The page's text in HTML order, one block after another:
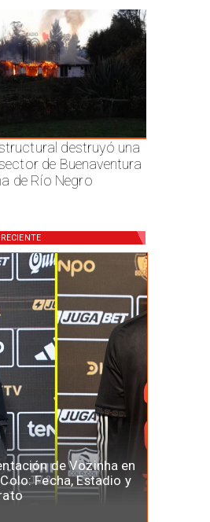
destruyó una
de Buenaventura
de Río Negro
de Vozinha en
Fecha, Estadio y
RECIENTE